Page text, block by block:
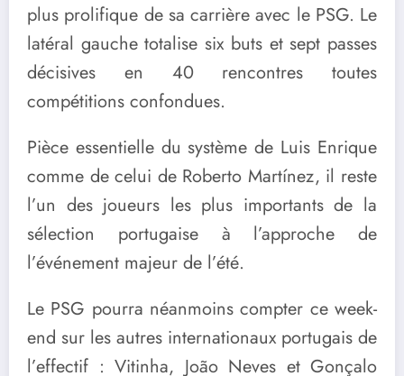
plus prolifique de sa carrière avec le PSG. Le
latéral gauche totalise six buts et sept passes
décisives en 40 rencontres toutes
compétitions confondues.
Pièce essentielle du système de Luis Enrique
comme de celui de Roberto Martínez, il reste
l’un des joueurs les plus importants de la
sélection portugaise à l’approche de
l’événement majeur de l’été.
Le PSG pourra néanmoins compter ce week-
end sur les autres internationaux portugais de
l’effectif : Vitinha, João Neves et Gonçalo